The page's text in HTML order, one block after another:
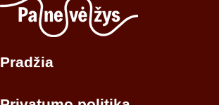
Pradžia